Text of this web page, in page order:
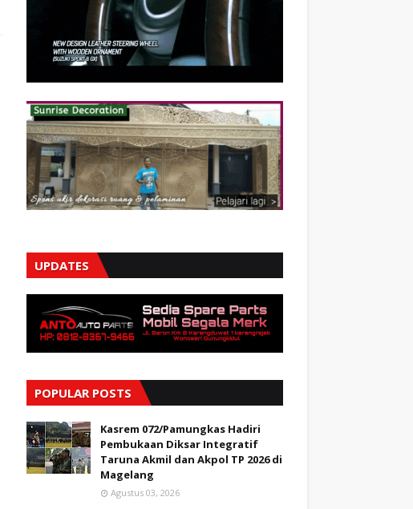
UPDATES
POPULAR POSTS
Kasrem 072/Pamungkas Hadiri
Pembukaan Diksar Integratif
Taruna Akmil dan Akpol TP 2026 di
Magelang
Agustus 03, 2026